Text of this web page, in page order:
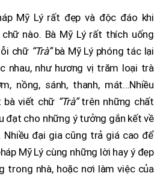
Mỹ Lý rất đẹp và độc đáo khi
nào. Bà Mỹ Lý rất thích uống
chữ “Trà”bà Mỹ Lý phóng tác lại
nhau, như hương vị trăm loại trà
nồng, sánh, thanh, mát…Nhiều
bà viết chữ “Trà”trên những chất
đạt cho những ý tưởng gắn kết về
Nhiều đại gia cũng trả giá cao để
Mỹ Lý cùng những lời hay ý đẹp
trong nhà, hoặc nơi làm việc của